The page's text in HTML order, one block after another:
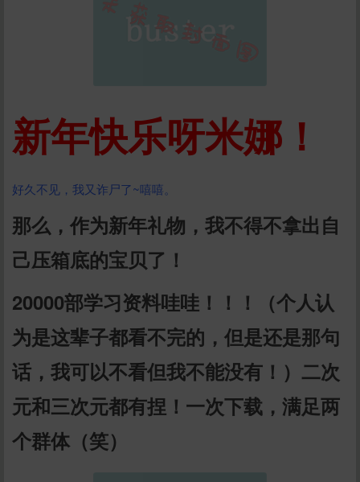
新年快乐呀米娜！
好久不见，我又诈尸了~嘻嘻。
那么，作为新年礼物，我不得不拿出自
己压箱底的宝贝了！
20000部学习资料哇哇！！！（个人认
为是这辈子都看不完的，但是还是那句
话，我可以不看但我不能没有！）二次
元和三次元都有捏！一次下载，满足两
个群体（笑）